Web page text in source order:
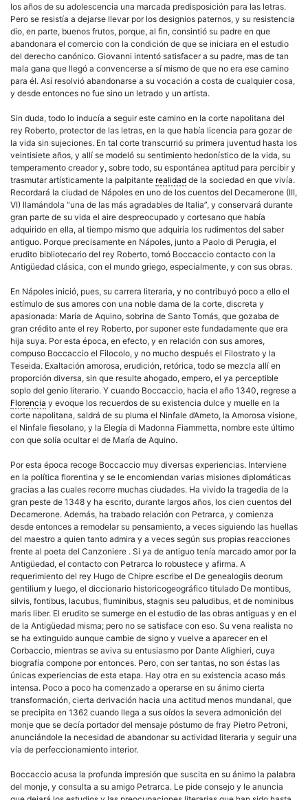
los años de su adolescencia una marcada predisposición para las letras.
Pero se resistía a dejarse llevar por los designios paternos, y su resistencia
dio, en parte, buenos frutos, porque, al fin, consintió su padre en que
abandonara el comercio con la condición de que se iniciara en el estudio
del derecho canónico. Giovanni intentó satisfacer a su padre, mas de tan
mala gana que llegó a convencerse a sí mismo de que no era ese camino
para él. Así resolvió abandonarse a su vocación a costa de cualquier cosa,
y desde entonces no fue sino un letrado y un artista.
Sin duda, todo lo inducía a seguir este camino en la corte napolitana del
rey Roberto, protector de las letras, en la que había licencia para gozar de
la vida sin sujeciones. En tal corte transcurrió su primera juventud hasta los
veintisiete años, y allí se modeló su sentimiento hedonístico de la vida, su
temperamento creador y, sobre todo, su espontánea aptitud para percibir y
trasmutar artísticamente la palpitante realidad de la sociedad en que vivía.
Recordará la ciudad de Nápoles en uno de los cuentos del Decamerone (III,
VI) llamándola “una de las más agradables de Italia”, y conservará durante
gran parte de su vida el aire despreocupado y cortesano que había
adquirido en ella, al tiempo mismo que adquiría los rudimentos del saber
antiguo. Porque precisamente en Nápoles, junto a Paolo di Perugia, el
erudito bibliotecario del rey Roberto, tomó Boccaccio contacto con la
Antigüedad clásica, con el mundo griego, especialmente, y con sus obras.
En Nápoles inició, pues, su carrera literaria, y no contribuyó poco a ello el
estímulo de sus amores con una noble dama de la corte, discreta y
apasionada: María de Aquino, sobrina de Santo Tomás, que gozaba de
gran crédito ante el rey Roberto, por suponer este fundadamente que era
hija suya. Por esta época, en efecto, y en relación con sus amores,
compuso Boccaccio el Filocolo, y no mucho después el Filostrato y la
Teseida. Exaltación amorosa, erudición, retórica, todo se mezcla allí en
proporción diversa, sin que resulte ahogado, empero, el ya perceptible
soplo del genio literario. Y cuando Boccaccio, hacia el año 1340, regrese a
Florencia y evoque los recuerdos de su existencia dulce y muelle en la
corte napolitana, saldrá de su pluma el Ninfale d’Ameto, la Amorosa visione,
el Ninfale fiesolano, y la Elegía di Madonna Fiammetta, nombre este último
con que solía ocultar el de María de Aquino.
Por esta época recoge Boccaccio muy diversas experiencias. Interviene
en la política florentina y se le encomiendan varias misiones diplomáticas
gracias a las cuales recorre muchas ciudades. Ha vivido la tragedia de la
gran peste de 1348 y ha escrito, durante largos años, los cien cuentos del
Decamerone. Además, ha trabado relación con Petrarca, y comienza
desde entonces a remodelar su pensamiento, a veces siguiendo las huellas
del maestro a quien tanto admira y a veces según sus propias reacciones
frente al poeta del Canzoniere . Si ya de antiguo tenía marcado amor por la
Antigüedad, el contacto con Petrarca lo robustece y afirma. A
requerimiento del rey Hugo de Chipre escribe el De genealogiis deorum
gentilium y luego, el diccionario historicogeográfico titulado De montibus,
silvis, fontibus, lacubus, fluminibus, stagnis seu paludibus, et de nominibus
maris liber. El erudito se sumerge en el estudio de las obras antiguas y en el
de la Antigüedad misma; pero no se satisface con eso. Su vena realista no
se ha extinguido aunque cambie de signo y vuelve a aparecer en el
Corbaccio, mientras se aviva su entusiasmo por Dante Alighieri, cuya
biografía compone por entonces. Pero, con ser tantas, no son éstas las
únicas experiencias de esta etapa. Hay otra en su existencia acaso más
intensa. Poco a poco ha comenzado a operarse en su ánimo cierta
transformación, cierta derivación hacia una actitud menos mundanal, que
se precipita en 1362 cuando llega a sus oídos la severa admonición del
monje que se decía portador del mensaje póstumo de fray Pietro Petroni,
anunciándole la necesidad de abandonar su actividad literaria y seguir una
vía de perfeccionamiento interior.
Boccaccio acusa la profunda impresión que suscita en su ánimo la palabra
del monje, y consulta a su amigo Petrarca. Le pide consejo y le anuncia